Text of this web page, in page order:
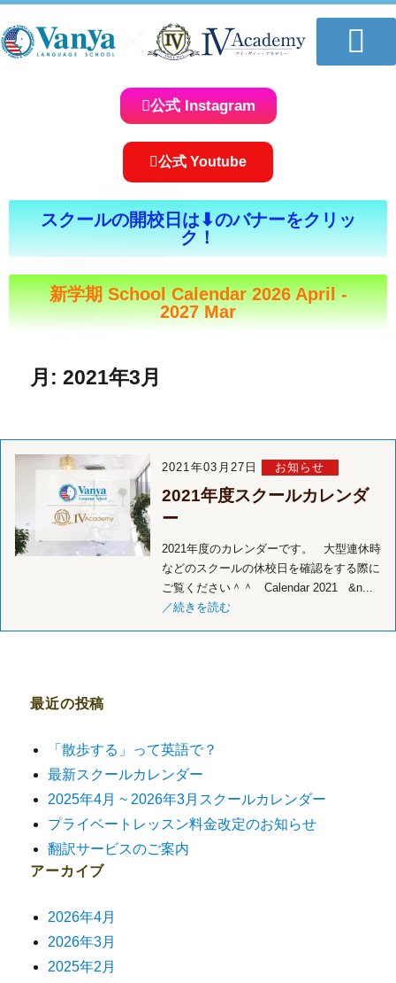
公式 Instagram
公式 Youtube
スクールの開校日は⬇︎のバナーをクリッ
ク！
新学期 School Calendar 2026 April -
2027 Mar
月:2021年3月
2021年03月27日 お知らせ
2021年度スクールカレンダ
ー
2021年度のカレンダーです。 大型連休時
などのスクールの休校日を確認をする際に
ご覧ください＾＾ Calendar 2021 &n...
／続きを読む
最近の投稿
「散歩する」って英語で？
最新スクールカレンダー
2025年4月 ~ 2026年3月スクールカレンダー
プライベートレッスン料金改定のお知らせ
翻訳サービスのご案内
アーカイブ
2026年4月
2026年3月
2025年2月